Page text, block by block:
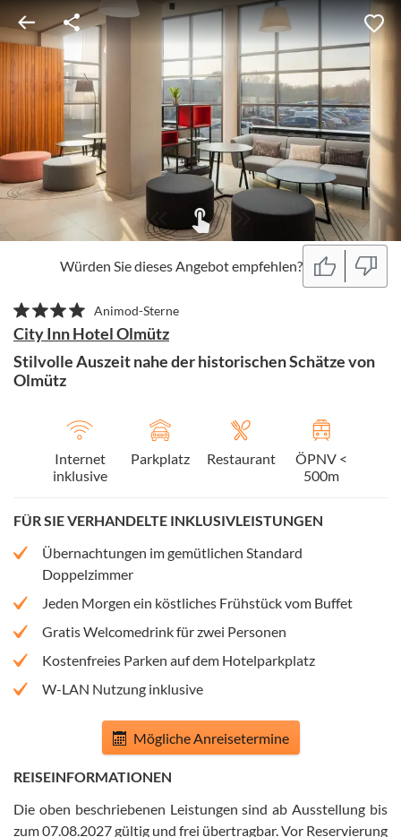
Würden Sie dieses Angebot empfehlen?
Animod-Sterne
City Inn Hotel Olmütz
Stilvolle Auszeit nahe der historischen Schätze von
Olmütz
Internet
inklusive
Parkplatz Restaurant
ÖPNV <
500m
FÜR SIE VERHANDELTE INKLUSIVLEISTUNGEN
Übernachtungen im gemütlichen Standard
Doppelzimmer
Jeden Morgen ein köstliches Frühstück vom Buffet
Gratis Welcomedrink für zwei Personen
Kostenfreies Parken auf dem Hotelparkplatz
W-LAN Nutzung inklusive
Mögliche Anreisetermine
REISEINFORMATIONEN
Die oben beschriebenen Leistungen sind ab Ausstellung bis
zum 07.08.2027 gültig und frei übertragbar. Vor Reservierung